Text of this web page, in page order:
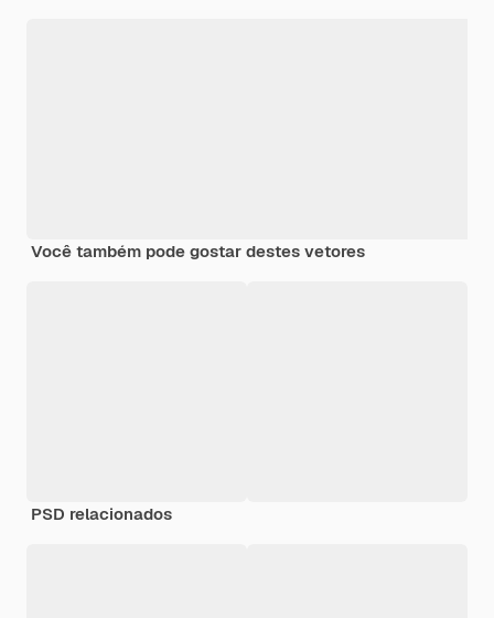
Você também pode gostar destes vetores
PSD relacionados